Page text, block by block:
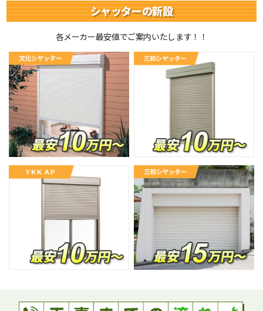
シャッターの新設
各メーカー最安値でご案内いたします！！